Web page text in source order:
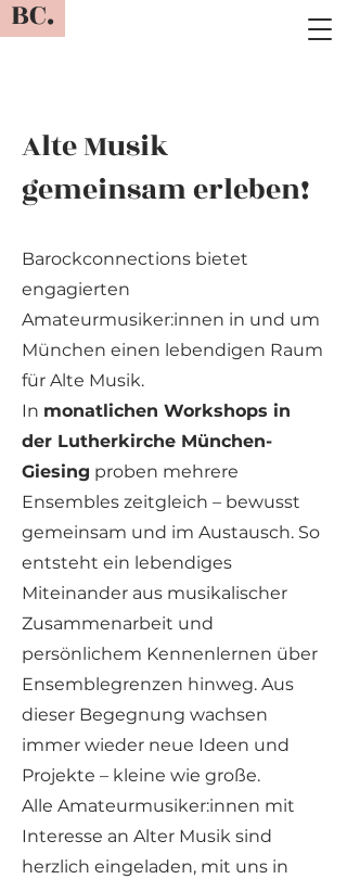
BC.
Alte Musik
gemeinsam erleben!
Barockconnections bietet
engagierten
Amateurmusiker:innen in und um
München einen lebendigen Raum
für Alte Musik.
In monatlichen Workshops in
der Lutherkirche München-
Giesing proben mehrere
Ensembles zeitgleich – bewusst
gemeinsam und im Austausch. So
entsteht ein lebendiges
Miteinander aus musikalischer
Zusammenarbeit und
persönlichem Kennenlernen über
Ensemblegrenzen hinweg. Aus
dieser Begegnung wachsen
immer wieder neue Ideen und
Projekte – kleine wie große.
Alle Amateurmusiker:innen mit
Interesse an Alter Musik sind
herzlich eingeladen, mit uns in